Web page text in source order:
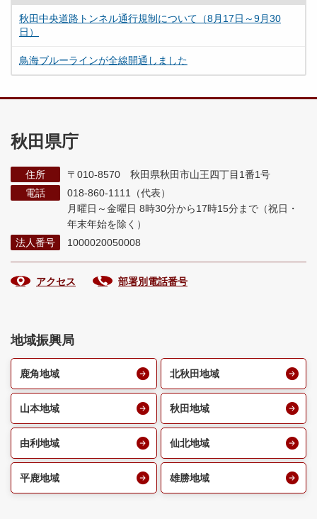
秋田中央道路トンネル通行規制について（8月17日～9月30
日）
鳥海ブルーラインが全線開通しました
秋田県庁
住所
〒010-8570 秋田県秋田市山王四丁目1番1号
電話
018-860-1111（代表）
月曜日～金曜日 8時30分から17時15分まで （祝日・
年末年始を除く）
法人番号
1000020050008
アクセス 部署別電話番号
地域振興局
鹿角地域 北秋田地域
山本地域 秋田地域
由利地域 仙北地域
平鹿地域 雄勝地域